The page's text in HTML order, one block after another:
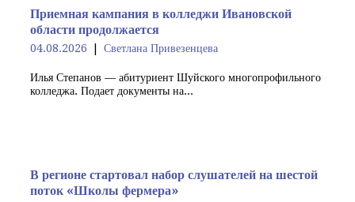
Приемная кампания в колледжи Ивановской
области продолжается
04.08.2026 Светлана Привезенцева
Илья Степанов — абитуриент Шуйского многопрофильного
колледжа. Подает документы на...
В регионе стартовал набор слушателей на шестой
поток «Школы фермера»